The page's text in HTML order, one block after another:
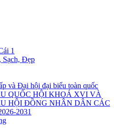
1
Sạch, Đẹp
và Đại hội đại biểu toàn quốc
QUỐC HỘI KHOÁ XVI VÀ
HỘI ĐỒNG NHÂN DÂN CÁC
2031